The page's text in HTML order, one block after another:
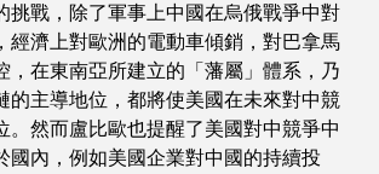
挑戰，除了軍事上中國在烏俄戰爭中對
經濟上對歐洲的電動車傾銷，對巴拿馬
，在東南亞所建立的「藩屬」體系，乃
的主導地位，都將使美國在未來對中競
。然而盧比歐也提醒了美國對中競爭中
國內，例如美國企業對中國的持續投